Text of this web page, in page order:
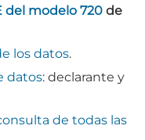
del modelo 720 de
los datos.
datos: declarante y
de todas las